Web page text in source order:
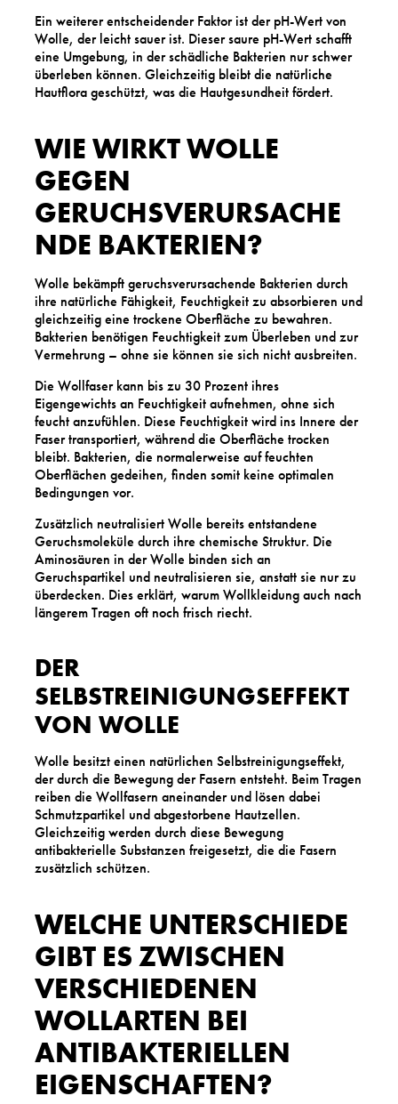
Ein weiterer entscheidender Faktor ist der pH-Wert von
Wolle, der leicht sauer ist. Dieser saure pH-Wert schafft
eine Umgebung, in der schädliche Bakterien nur schwer
überleben können. Gleichzeitig bleibt die natürliche
Hautflora geschützt, was die Hautgesundheit fördert.
WIE WIRKT WOLLE
GEGEN
GERUCHSVERURSACHE
NDE BAKTERIEN?
Wolle bekämpft geruchsverursachende Bakterien durch
ihre natürliche Fähigkeit, Feuchtigkeit zu absorbieren und
gleichzeitig eine trockene Oberfläche zu bewahren.
Bakterien benötigen Feuchtigkeit zum Überleben und zur
Vermehrung – ohne sie können sie sich nicht ausbreiten.
Die Wollfaser kann bis zu 30 Prozent ihres
Eigengewichts an Feuchtigkeit aufnehmen, ohne sich
feucht anzufühlen. Diese Feuchtigkeit wird ins Innere der
Faser transportiert, während die Oberfläche trocken
bleibt. Bakterien, die normalerweise auf feuchten
Oberflächen gedeihen, finden somit keine optimalen
Bedingungen vor.
Zusätzlich neutralisiert Wolle bereits entstandene
Geruchsmoleküle durch ihre chemische Struktur. Die
Aminosäuren in der Wolle binden sich an
Geruchspartikel und neutralisieren sie, anstatt sie nur zu
überdecken. Dies erklärt, warum Wollkleidung auch nach
längerem Tragen oft noch frisch riecht.
DER
SELBSTREINIGUNGSEFFEKT
VON WOLLE
Wolle besitzt einen natürlichen Selbstreinigungseffekt,
der durch die Bewegung der Fasern entsteht. Beim Tragen
reiben die Wollfasern aneinander und lösen dabei
Schmutzpartikel und abgestorbene Hautzellen.
Gleichzeitig werden durch diese Bewegung
antibakterielle Substanzen freigesetzt, die die Fasern
zusätzlich schützen.
WELCHE UNTERSCHIEDE
GIBT ES ZWISCHEN
VERSCHIEDENEN
WOLLARTEN BEI
ANTIBAKTERIELLEN
EIGENSCHAFTEN?